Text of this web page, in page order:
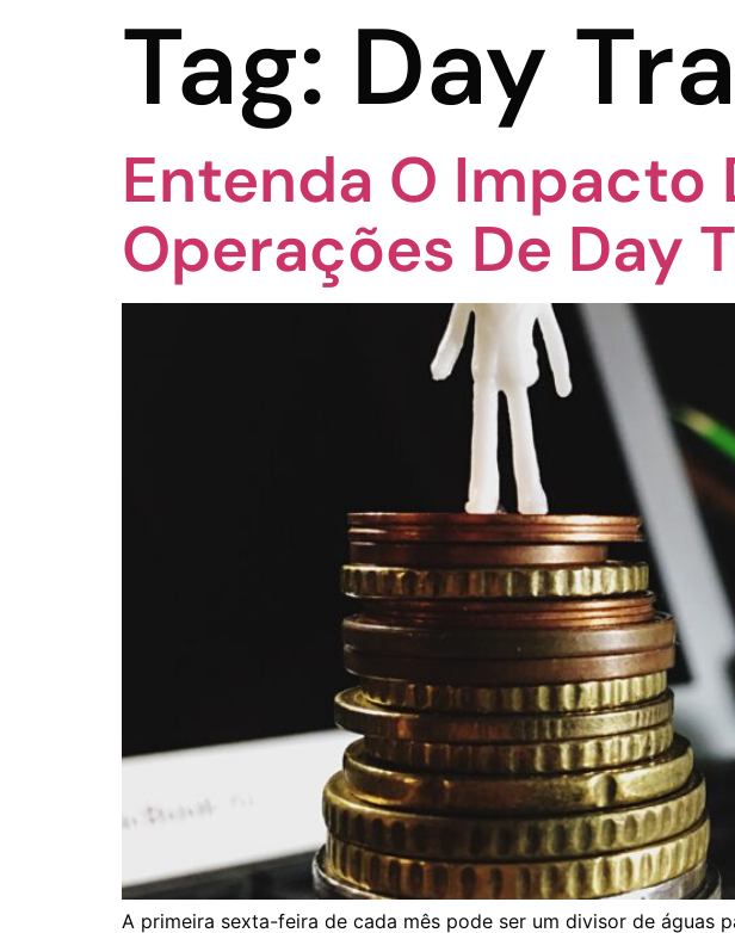
Tag: Day
Entenda O Impacto
Operações De Day
A primeira sexta-feira de cada mês pode ser um divisor de águas